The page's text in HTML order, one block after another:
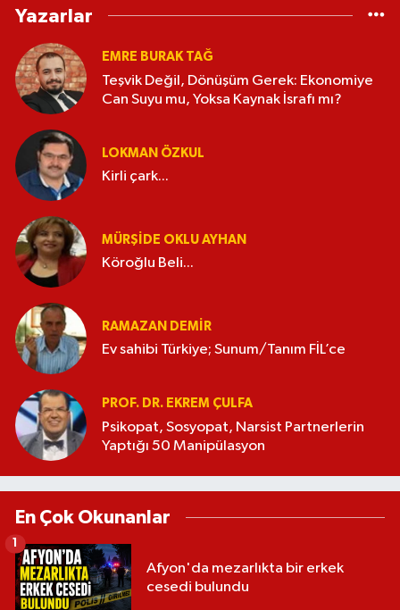
Yazarlar
EMRE BURAK TAĞ
Teşvik Değil, Dönüşüm Gerek: Ekonomiye
Can Suyu mu, Yoksa Kaynak İsrafı mı?
LOKMAN ÖZKUL
Kirli çark...
MÜRŞIDE OKLU AYHAN
Köroğlu Beli...
RAMAZAN DEMİR
Ev sahibi Türkiye; Sunum/Tanım FİL’ce
PROF. DR. EKREM ÇULFA
Psikopat, Sosyopat, Narsist Partnerlerin
Yaptığı 50 Manipülasyon
En Çok Okunanlar
Afyon'da mezarlıkta bir erkek
cesedi bulundu
1